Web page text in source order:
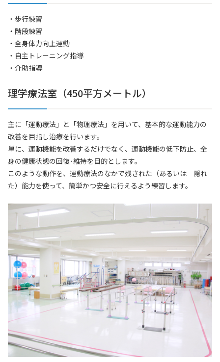
・歩行練習
・階段練習
・全身体力向上運動
・自主トレーニング指導
・介助指導
理学療法室（450平方メートル）
主に「運動療法」と「物理療法」を用いて、基本的な運動能力の
改善を目指し治療を行います。
単に、運動機能を改善するだけでなく、運動機能の低下防止、全
身の健康状態の回復･維持を目的とします。
このような動作を、運動療法のなかで残された（あるいは 隠れ
た）能力を使って、簡単かつ安全に行えるよう練習します。